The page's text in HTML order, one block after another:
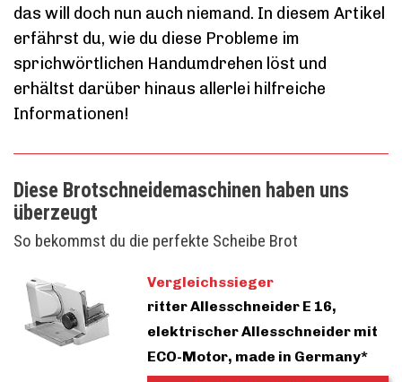
das will doch nun auch niemand. In diesem Artikel
erfährst du, wie du diese Probleme im
sprichwörtlichen Handumdrehen löst und
erhältst darüber hinaus allerlei hilfreiche
Informationen!
Diese Brotschneidemaschinen haben uns
überzeugt
So bekommst du die perfekte Scheibe Brot
Vergleichssieger
ritter Allesschneider E 16,
elektrischer Allesschneider mit
ECO-Motor, made in Germany*